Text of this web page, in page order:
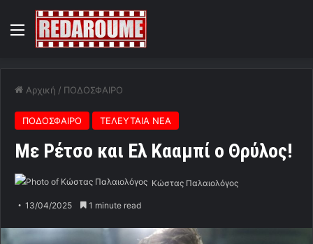
Menu
Αρχική / ΠΟΔΟΣΦΑΙΡΟ
ΠΟΔΟΣΦΑΙΡΟ ΤΕΛΕΥΤΑΙΑ ΝΕΑ
Με Ρέτσο και Ελ Κααμπί ο Θρύλος!
Κώστας Παλαιολόγος
13/04/2025 1 minute read